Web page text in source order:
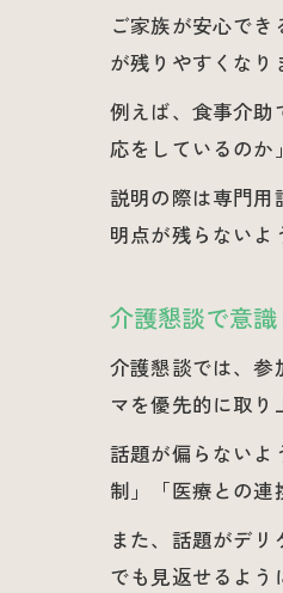
ご家族が安心で
が残りやすくなり
例えば、食事介助
応をしているのか
説明の際は専門用
明点が残らないよ
介護懇談で意
介護懇談では、参
マを優先的に取
話題が偏らないよ
制」「医療との連
また、話題がデ
でも見返せるよう